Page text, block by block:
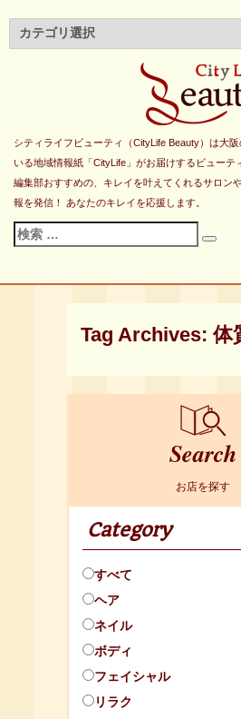
シティライフビューティ（CityLife Beauty）は大
いる地域情報紙「CityLife」がお届けするビューテ
編集部おすすめの、キレイを叶えてくれるサロン
報を発信！ あなたのキレイを応援します。
検
索
Tag Archives: 体
Search
お店を探す
Category
すべて
ヘア
ネイル
ボディ
フェイシャル
リラク